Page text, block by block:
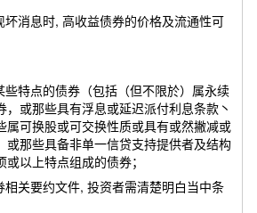
消息时, 高收益债券的价格及流通性可
些特点的债券（包括（但不限於）属永续
，或那些具有浮息或延迟派付利息条款丶
属可换股或可交换性质或具有或然撇减或
或那些具备非单一信贷支持提供者及结构
以上特点组成的债券；
关要约文件, 投资者需清楚明白当中条